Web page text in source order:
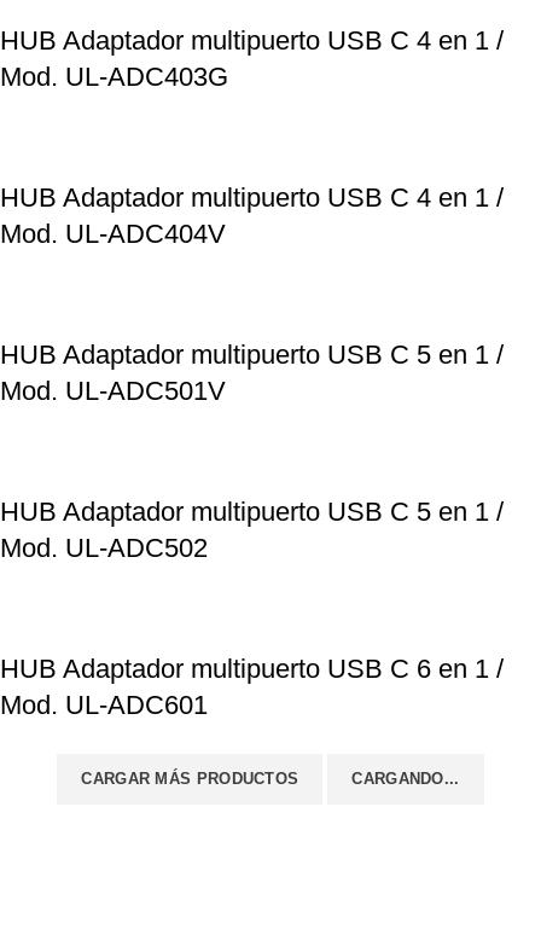
HUB Adaptador multipuerto USB C 4 en 1 /
Mod. UL-ADC403G
HUB Adaptador multipuerto USB C 4 en 1 /
Mod. UL-ADC404V
HUB Adaptador multipuerto USB C 5 en 1 /
Mod. UL-ADC501V
HUB Adaptador multipuerto USB C 5 en 1 /
Mod. UL-ADC502
HUB Adaptador multipuerto USB C 6 en 1 /
Mod. UL-ADC601
CARGAR MÁS PRODUCTOS CARGANDO...